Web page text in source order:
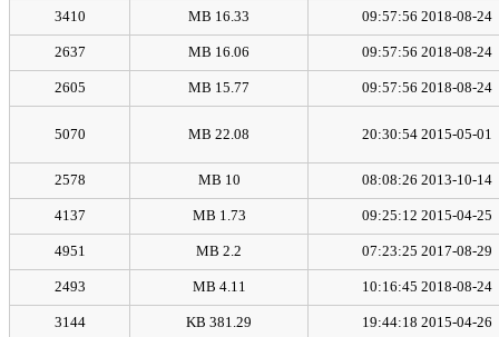
2018-08-24 09:57:56
16.33 MB
3410
2018-08-24 09:57:56
16.06 MB
2637
2018-08-24 09:57:56
15.77 MB
2605
2015-05-01 20:30:54
22.08 MB
5070
2013-10-14 08:08:26
10 MB
2578
2015-04-25 09:25:12
1.73 MB
4137
2017-08-29 07:23:25
2.2 MB
4951
2018-08-24 10:16:45
4.11 MB
2493
2015-04-26 19:44:18
381.29 KB
3144